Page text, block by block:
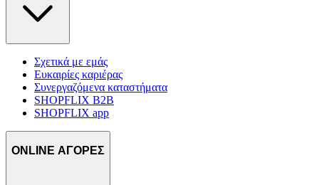
Σχετικά με εμάς
Ευκαιρίες καριέρας
Συνεργαζόμενα καταστήματα
SHOPFLIX B2B
SHOPFLIX app
ONLINE ΑΓΟΡΕΣ